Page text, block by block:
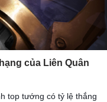
của Liên Quân
top tướng có tỷ lệ thắng